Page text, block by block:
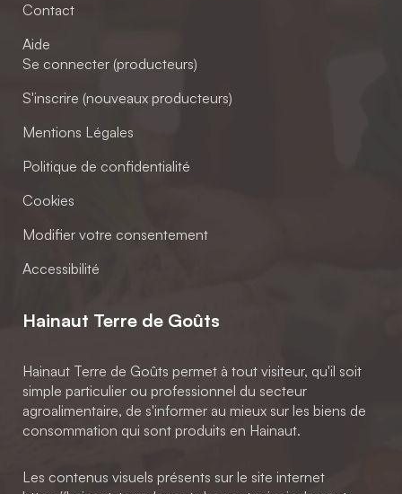
Contact
Aide
Se connecter (producteurs)
S'inscrire (nouveaux producteurs)
Mentions Légales
Politique de confidentialité
Cookies
Modifier votre consentement
Accessibilité
Hainaut Terre de Goûts
Hainaut Terre de Goûts permet à tout visiteur, qu'il soit
simple particulier ou professionnel du secteur
agroalimentaire, de s'informer au mieux sur les biens de
consommation qui sont produits en Hainaut.
Les contenus visuels présents sur le site internet